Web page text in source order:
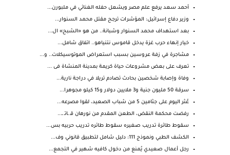
أحمد سعد يرفع علم مصر ويشعل حفله الغنائي في ملبورن...
وزير دفاع إسرائيل: المؤشرات ترجح مقتل محمد السنوار...
بعد استهداف محمد السنوار وشبانة.. من هو «الشبح» ال...
خيار إنهاء حرب غزة يدخل قاموس نتنياهو.. اتفاق شامل...
مشاجرة في زفة عروسين بسبب استعراض الموتوسيكلات.. و...
تعرف على بعض مشروعات حياة كريمة بمدينة المنشاة فى ...
وفاة وإصابة شخصين بحادث تصادم تريلا في دراجة نارية...
سرقة 50 مليون جنية و3 ملايين دولار و15 كيلو مجوهرا...
عُثر اليوم على جثامين 5 من شباب الصعيد، لقوا مصرعه...
رفضت محكمة النقض، الطعن المقدم من نورهان قـ ـاتـ ـ...
سقوط طائرة تدريب صغيره سقوط طائره تدريب حربيه بس...
الكشف الطبي ونموذج 111: دليل شامل لتطبيق قانوني وف...
رجل أعمال صعيدي يُمنع من دخول كافيه شهير في التجمع...